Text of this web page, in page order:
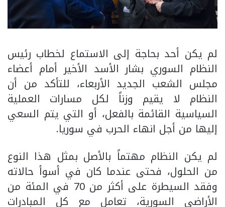
لم يكن أحد بحاجة إلى الاستماع لخطاب رئيس
النظام السوري بشار الأسد الأخير أمام أعضاء
مجلس الشعب الجديد الأربعاء، للتأكد من أن
النظام لا يقيم وزناً لكل مسارات العملية
السياسية القائمة بالفعل، أو التي يتم السعي
إليها من أجل انهاء الحرب في سوريا.
لم يكن النظام مهتماً بالأصل بمثل هذا النوع
من الحلول، فحتى عندما كان في أسوأ حالاته
وفقد السيطرة على أكثر من 70 في المئة من
الأراضي السورية، تعامل مع كل المبادرات